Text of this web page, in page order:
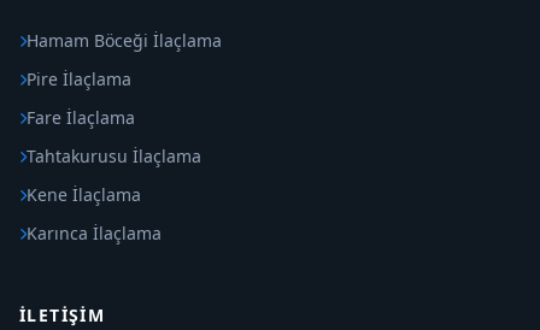
Hamam Böceği İlaçlama
Pire İlaçlama
Fare İlaçlama
Tahtakurusu İlaçlama
Kene İlaçlama
Karınca İlaçlama
İLETIŞIM